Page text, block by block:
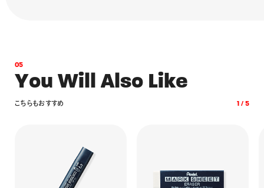
05
You Will Also Like
こち らもおすすめ 1 /5